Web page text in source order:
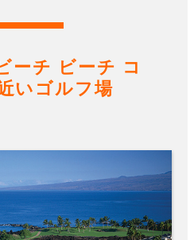
ーチ ビーチ コ
いゴルフ場